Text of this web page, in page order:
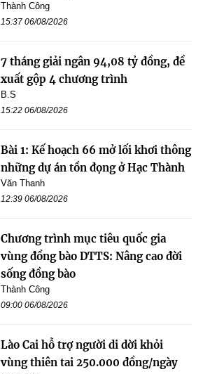
Thành Công
15:37 06/08/2026
7 tháng giải ngân 94,08 tỷ đồng, đề
xuất gộp 4 chương trình
B.S
15:22 06/08/2026
Bài 1: Kế hoạch 66 mở lối khơi thông
những dự án tồn đọng ở Hạc Thành
Văn Thanh
12:39 06/08/2026
Chương trình mục tiêu quốc gia
vùng đồng bào DTTS: Nâng cao đời
sống đồng bào
Thành Công
09:00 06/08/2026
Lào Cai hỗ trợ người di dời khỏi
vùng thiên tai 250.000 đồng/ngày